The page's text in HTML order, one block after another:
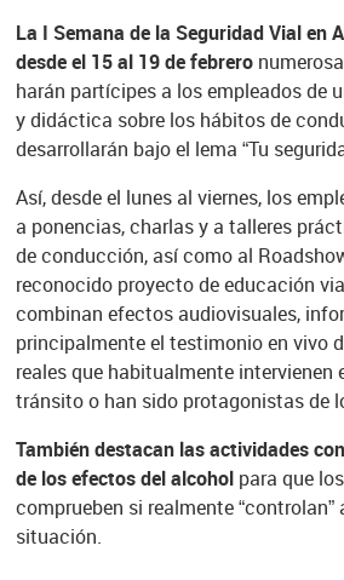
La I Semana de la Seguridad Vial en
desde el 15 al 19 de febrero
harán partícipes a los empleados de
y didáctica sobre los hábitos de
desarrollarán bajo el lema “Tu
Así, desde el lunes al viernes, los
a ponencias, charlas y a talleres
de conducción, así como al
reconocido proyecto de educación
combinan efectos audiovisuales,
principalmente el testimonio en vivo
reales que habitualmente intervienen
tránsito o han sido protagonistas de
También destacan las actividades
de los efectos del alcoholpara que
comprueben si realmente
situación.